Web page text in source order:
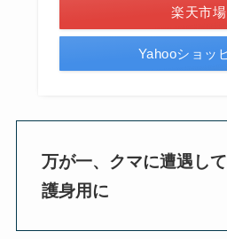
楽天市場
Yahooショッ
万が一、クマに遭遇し
護身用に